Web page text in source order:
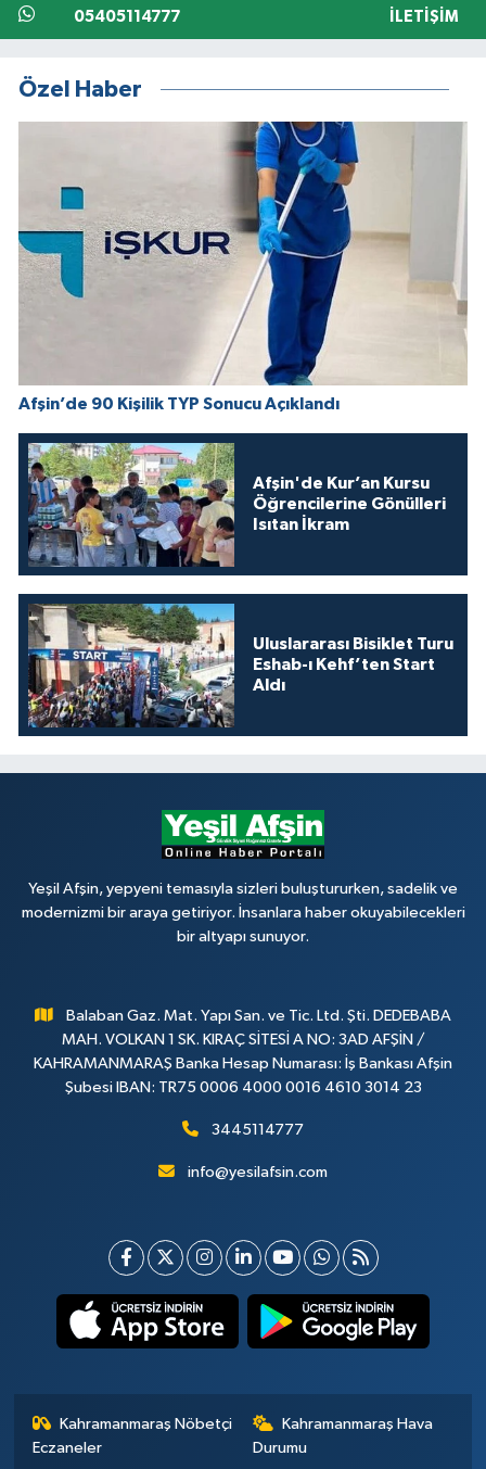
05405114777 İLETIŞIM
Özel Haber
Afşin’de 90 Kişilik TYP Sonucu Açıklandı
Afşin'de Kur’an Kursu
Öğrencilerine Gönülleri
Isıtan İkram
Uluslararası Bisiklet Turu
Eshab-ı Kehf’ten Start
Aldı
Yeşil Afşin, yepyeni temasıyla sizleri buluştururken, sadelik ve
modernizmi bir araya getiriyor. İnsanlara haber okuyabilecekleri
bir altyapı sunuyor.
Balaban Gaz. Mat. Yapı San. ve Tic. Ltd. Şti. DEDEBABA
MAH. VOLKAN 1 SK. KIRAÇ SİTESİ A NO: 3AD AFŞİN /
KAHRAMANMARAŞ Banka Hesap Numarası: İş Bankası Afşin
Şubesi IBAN: TR75 0006 4000 0016 4610 3014 23
3445114777
info@yesilafsin.com
Kahramanmaraş Nöbetçi
Eczaneler
Kahramanmaraş Hava
Durumu